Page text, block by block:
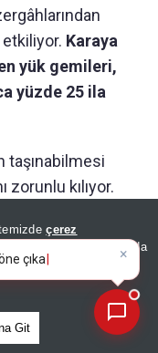
çerez
ve GDPR kapsamında
Metnimizi
Git
etkiliyor. Karaya
yük gemileri,
yüzde 25 ila
taşınabilmesi
zorunlu kılıyor.
hammadde ve×
çıkan manşetleri
neler?